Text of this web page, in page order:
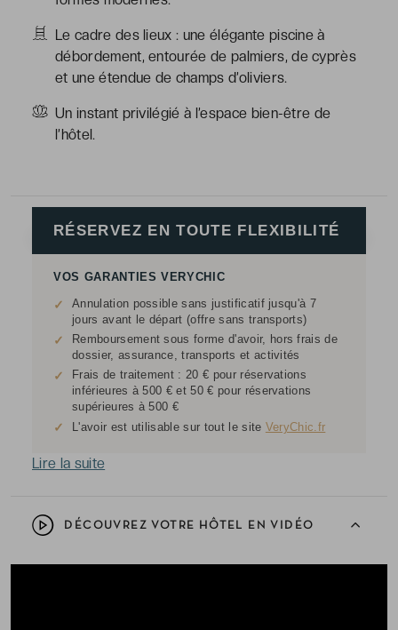
Le cadre des lieux : une élégante piscine à
débordement, entourée de palmiers, de cyprès
et une étendue de champs d’oliviers.
Un instant privilégié à l’espace bien-être de
l’hôtel.
DÉCOUVREZ VOTRE HÔTEL EN VIDÉO
RÉSERVEZ EN TOUTE FLEXIBILITÉ
VOS GARANTIES VERYCHIC
✓
Annulation possible sans justificatif jusqu'à 7
jours avant le départ (offre sans transports)
✓
Remboursement sous forme d'avoir, hors frais de
dossier, assurance, transports et activités
✓
Frais de traitement : 20 € pour réservations
inférieures à 500 € et 50 € pour réservations
supérieures à 500 €
✓ L'avoir est utilisable sur tout le site VeryChic.fr
Lire la suite